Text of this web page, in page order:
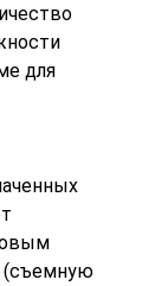
для
(съемную